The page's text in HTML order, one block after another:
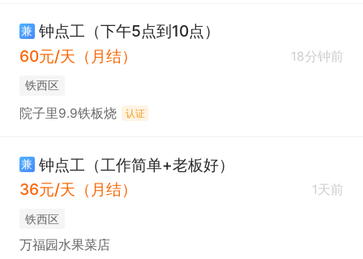
兼 钟点工（下午5点到10点）
60元/天（月结）
18分钟前
铁西区
院子里9.9铁板烧 认证
兼 钟点工（工作简单+老板好）
36元/天（月结）
1天前
铁西区
万福园水果菜店